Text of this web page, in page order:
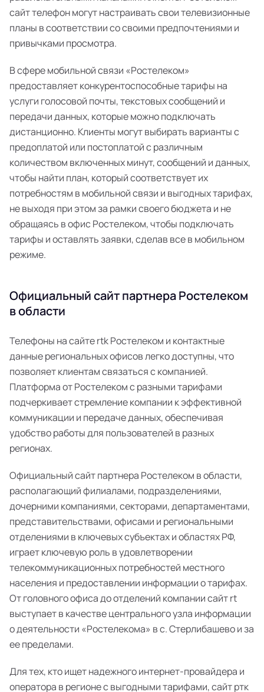
сайт телефон могут настраивать свои телевизионные
планы в соответствии со своими предпочтениями и
привычками просмотра.
В сфере мобильной связи «Ростелеком»
предоставляет конкурентоспособные тарифы на
услуги голосовой почты, текстовых сообщений и
передачи данных, которые можно подключать
дистанционно. Клиенты могут выбирать варианты с
предоплатой или постоплатой с различным
количеством включенных минут, сообщений и данных,
чтобы найти план, который соответствует их
потребностям в мобильной связи и выгодных тарифах,
не выходя при этом за рамки своего бюджета и не
обращаясь в офис Ростелеком, чтобы подключать
тарифы и оставлять заявки, сделав все в мобильном
режиме.
Официальный сайт партнера Ростелеком
в области
Телефоны на сайте rtk Ростелеком и контактные
данные региональных офисов легко доступны, что
позволяет клиентам связаться с компанией.
Платформа от Ростелеком с разными тарифами
подчеркивает стремление компании к эффективной
коммуникации и передаче данных, обеспечивая
удобство работы для пользователей в разных
регионах.
Официальный сайт партнера Ростелеком в области,
располагающий филиалами, подразделениями,
дочерними компаниями, секторами, департаментами,
представительствами, офисами и региональными
отделениями в ключевых субъектах и областях РФ,
играет ключевую роль в удовлетворении
телекоммуникационных потребностей местного
населения и предоставлении информации о тарифах.
От головного офиса до отделений компании сайт rt
выступает в качестве центрального узла информации
о деятельности «Ростелекома» в с. Стерлибашево и за
ее пределами.
Для тех, кто ищет надежного интернет-провайдера и
оператора в регионе с выгодными тарифами, сайт ртк